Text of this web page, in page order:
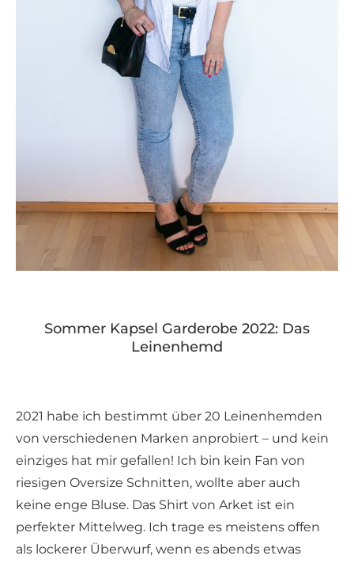
Sommer Kapsel Garderobe 2022: Das
Leinenhemd
2021 habe ich bestimmt über 20 Leinenhemden
von verschiedenen Marken anprobiert – und kein
einziges hat mir gefallen! Ich bin kein Fan von
riesigen Oversize Schnitten, wollte aber auch
keine enge Bluse. Das Shirt von Arket ist ein
perfekter Mittelweg. Ich trage es meistens offen
als lockerer Überwurf, wenn es abends etwas